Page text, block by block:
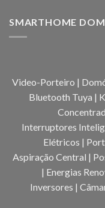
SMARTHOME
Video-Porteiro |
Bluetooth Tuya |
Interruptores
Elétricos |
Aspiração Central |
| Energias
Inversores |